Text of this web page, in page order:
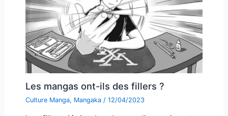
Les mangas ont-ils des fillers ?
Culture Manga, Mangaka/ 12/04/2023